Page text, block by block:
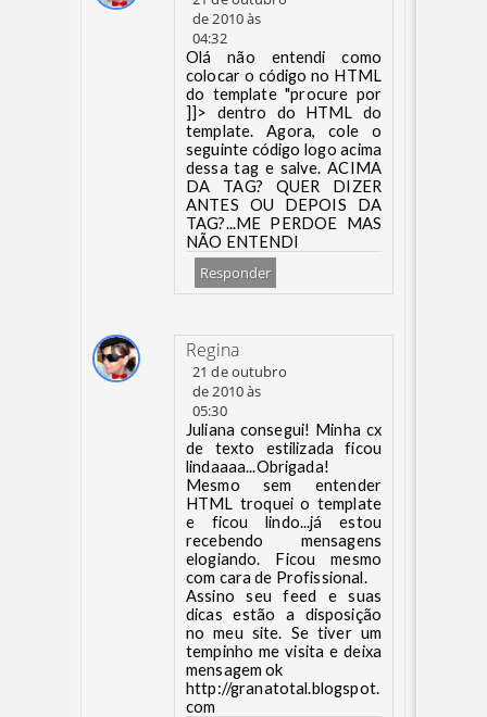
de 2010 às
04:32
Olá não entendi como
colocar o código no HTML
do template "procure por
]]> dentro do HTML do
template. Agora, cole o
seguinte código logo acima
dessa tag e salve. ACIMA
DA TAG? QUER DIZER
ANTES OU DEPOIS DA
TAG?...ME PERDOE MAS
NÃO ENTENDI
Responder
Regina
21 de outubro
de 2010 às
05:30
Juliana consegui! Minha cx
de texto estilizada ficou
lindaaaa...Obrigada!
Mesmo sem entender
HTML troquei o template
e ficou lindo...já estou
recebendo mensagens
elogiando. Ficou mesmo
com cara de Profissional.
Assino seu feed e suas
dicas estão a disposição
no meu site. Se tiver um
tempinho me visita e deixa
mensagem ok
http://granatotal.blogspot.
com